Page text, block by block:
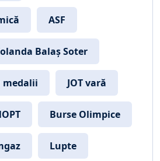
ASF
Balaș Soter
medalii JOT vară
Burse Olimpice
Lupte